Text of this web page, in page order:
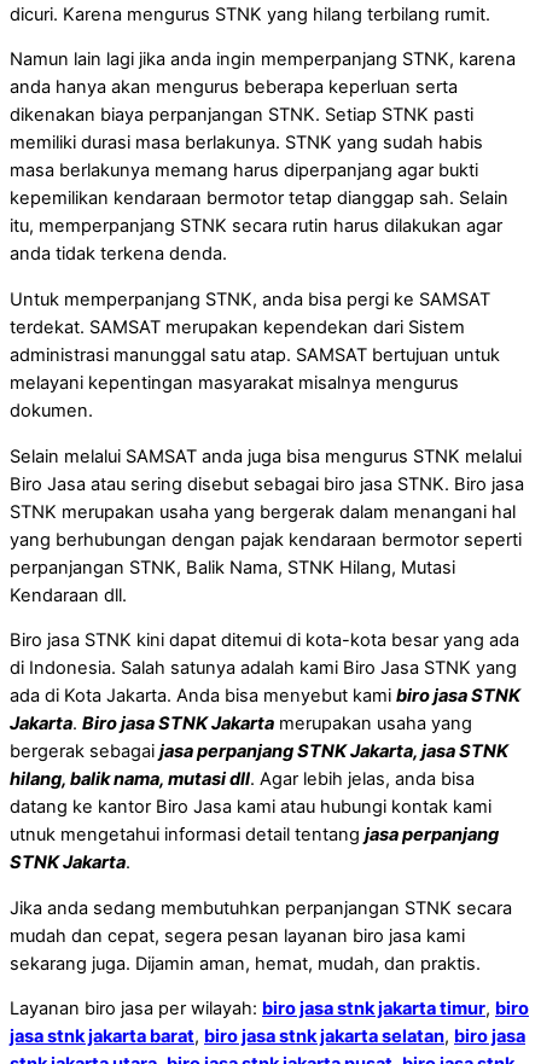
dicuri. Karena mengurus STNK yang hilang terbilang rumit.
Namun lain lagi jika anda ingin memperpanjang STNK, karena
anda hanya akan mengurus beberapa keperluan serta
dikenakan biaya perpanjangan STNK. Setiap STNK pasti
memiliki durasi masa berlakunya. STNK yang sudah habis
masa berlakunya memang harus diperpanjang agar bukti
kepemilikan kendaraan bermotor tetap dianggap sah. Selain
itu, memperpanjang STNK secara rutin harus dilakukan agar
anda tidak terkena denda.
Untuk memperpanjang STNK, anda bisa pergi ke SAMSAT
terdekat. SAMSAT merupakan kependekan dari Sistem
administrasi manunggal satu atap. SAMSAT bertujuan untuk
melayani kepentingan masyarakat misalnya mengurus
dokumen.
Selain melalui SAMSAT anda juga bisa mengurus STNK melalui
Biro Jasa atau sering disebut sebagai biro jasa STNK. Biro jasa
STNK merupakan usaha yang bergerak dalam menangani hal
yang berhubungan dengan pajak kendaraan bermotor seperti
perpanjangan STNK, Balik Nama, STNK Hilang, Mutasi
Kendaraan dll.
Biro jasa STNK kini dapat ditemui di kota-kota besar yang ada
di Indonesia. Salah satunya adalah kami Biro Jasa STNK yang
ada di Kota Jakarta. Anda bisa menyebut kami biro jasa STNK
Jakarta. Biro jasa STNK Jakarta merupakan usaha yang
bergerak sebagai jasa perpanjang STNK Jakarta, jasa STNK
hilang, balik nama, mutasi dll. Agar lebih jelas, anda bisa
datang ke kantor Biro Jasa kami atau hubungi kontak kami
utnuk mengetahui informasi detail tentang jasa perpanjang
STNK Jakarta.
Jika anda sedang membutuhkan perpanjangan STNK secara
mudah dan cepat, segera pesan layanan biro jasa kami
sekarang juga. Dijamin aman, hemat, mudah, dan praktis.
Layanan biro jasa per wilayah: biro jasa stnk jakarta timur, biro
jasa stnk jakarta barat, biro jasa stnk jakarta selatan, biro jasa